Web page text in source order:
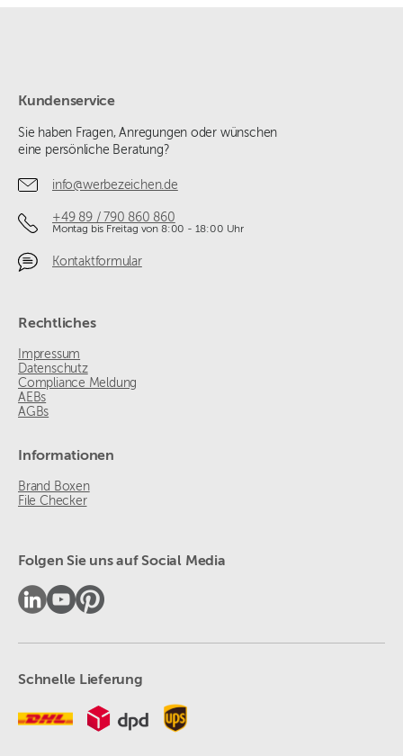
Kundenservice
Sie haben Fragen, Anregungen oder wünschen
eine persönliche Beratung?
info@werbezeichen.de
+49 89 / 790 860 860
Montag bis Freitag von 8:00 - 18:00 Uhr
Kontaktformular
Rechtliches
Impressum
Datenschutz
Compliance Meldung
AEBs
AGBs
Informationen
Brand Boxen
File Checker
Folgen Sie uns auf Social Media
Schnelle Lieferung